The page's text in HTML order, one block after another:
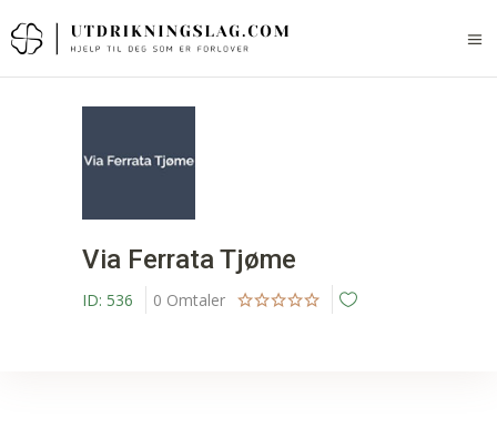
Via Ferrata Tjøme
ID: 536 0 Omtaler